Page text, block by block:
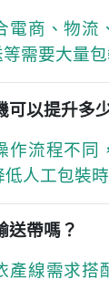
電商、物流
需要大量
可以提升多
作流程不同
人工包裝時
送帶嗎？
產線需求搭